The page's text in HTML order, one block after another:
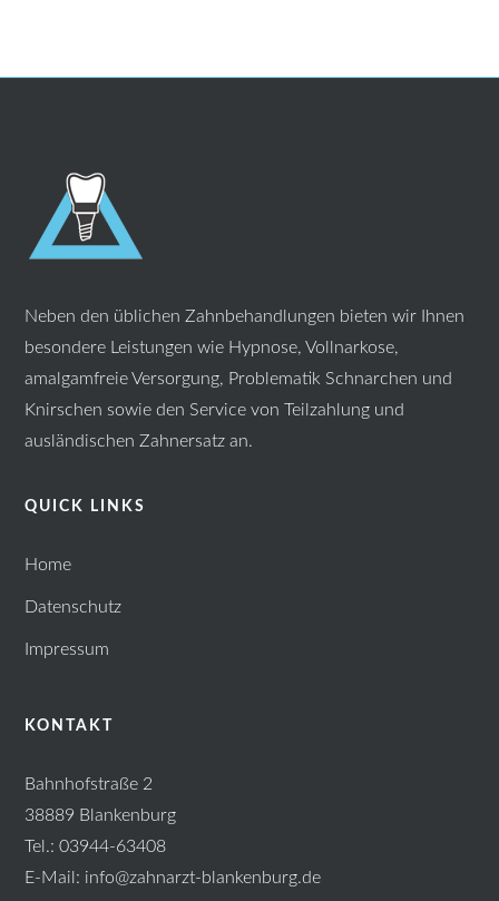
Neben den üblichen Zahnbehandlungen bieten wir Ihnen
besondere Leistungen wie Hypnose, Vollnarkose,
amalgamfreie Versorgung, Problematik Schnarchen und
Knirschen sowie den Service von Teilzahlung und
ausländischen Zahnersatz an.
QUICK LINKS
Home
Datenschutz
Impressum
KONTAKT
Bahnhofstraße 2
38889 Blankenburg
Tel.: 03944-63408
E-Mail: info@zahnarzt-blankenburg.de